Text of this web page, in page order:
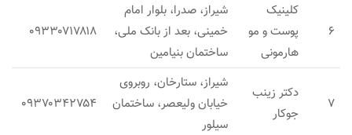
۶
کلینیک
پوست و مو
هارمونی
شیراز، صدرا، بلوار امام
خمینی، بعد از بانک ملی،
ساختمان بنیامین
۰۹۳۳۰۷۱۷۸۱۸
۷
دکتر زینب
جوکار
شیراز، ستارخان، روبروی
خیابان ولیعصر، ساختمان
سیلور
۰۹۳۷۰۳۴۲۷۵۴